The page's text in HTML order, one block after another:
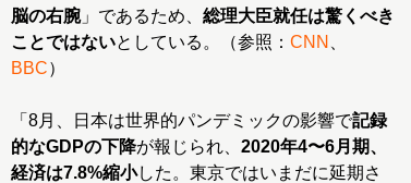
脳の右腕」であるため、 総理大臣就任は驚くべき
ことではないとしている。（参照： CNN
BBC）
「8月、日本は世界的パンデミックの影響で記録
的なGDPの下降が報じられ、 2020年4〜6月期、
経済は7.8%縮小した。東京ではいまだに延期さ